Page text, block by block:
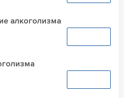
алкоголизма